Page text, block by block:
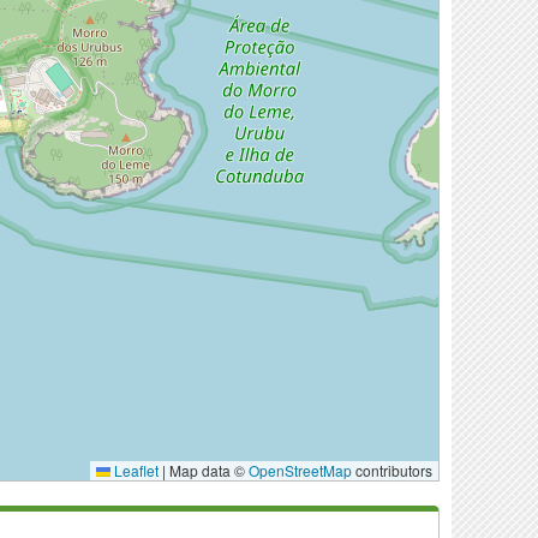
Leaflet | Map data ©OpenStreetMapcontributors